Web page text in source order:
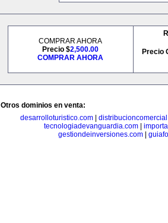
COMPRAR AHORA
Precio $2,500.00
COMPRAR AHORA
Precio
Otros dominios en venta:
desarrolloturistico.com
tecnologiadevanguardia.com|
gestiondeinversiones.com